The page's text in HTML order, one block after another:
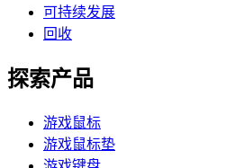
可持续发展
回收
探索产品
游戏鼠标
游戏鼠标垫